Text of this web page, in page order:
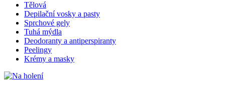
Tělová
Depilační vosky a pasty
Sprchové gely
Tuhá mýdla
Deodoranty a antiperspiranty
Peelingy
Krémy a masky